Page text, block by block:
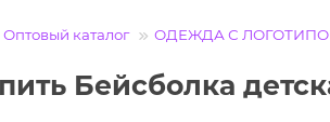
Оптовый каталог ОДЕЖДА С
Бейсболка